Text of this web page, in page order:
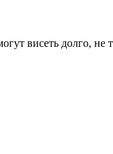
висеть долго, не